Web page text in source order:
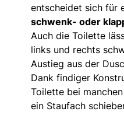
entscheidet sich für
schwenk- oder
Auch die Toilette
links und rechts
Austieg aus der
Dank findiger
Toilette bei
ein Staufach